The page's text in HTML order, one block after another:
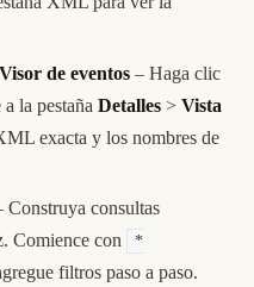
de eventos – Haga clic
la pestaña Detalles > Vista
exacta y los nombres de
Construya consultas
Comience con
*
filtros paso a paso.